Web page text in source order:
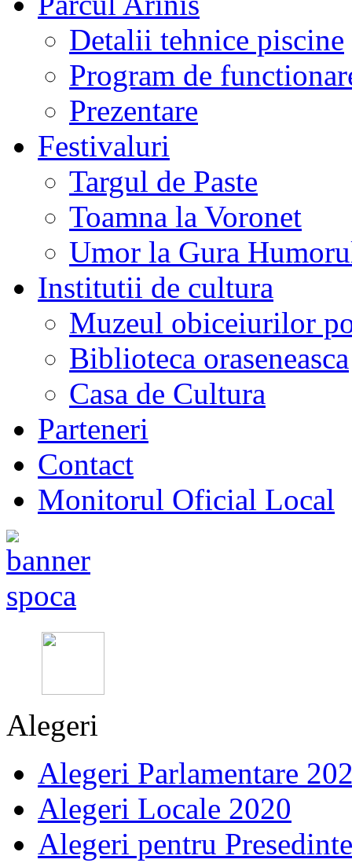
Detalii tehnice piscine
Program de
Prezentare
Festivaluri
Targul de Paste
Toamna la Voronet
Umor la Gura
Institutii de cultura
Muzeul obiceiurilor
Biblioteca oraseneasca
Casa de Cultura
Parteneri
Contact
Monitorul Oficial Local
Alegeri
Alegeri Parlamentare
Alegeri Locale 2020
Alegeri pentru